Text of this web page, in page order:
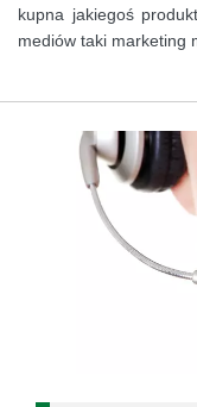
kupna jakiegoś
mediów taki marketing